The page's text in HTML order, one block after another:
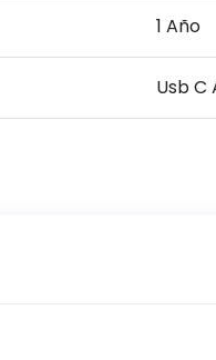
1 Año
Usb C